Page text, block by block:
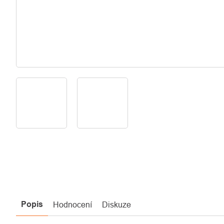
Popis Hodnocení Diskuze